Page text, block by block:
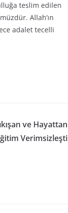
teslim edilen
Allah’ın
adalet tecelli
ve Hayattan
Verimsizleşti